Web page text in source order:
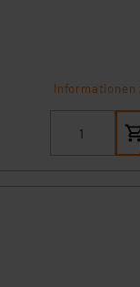
Informationen